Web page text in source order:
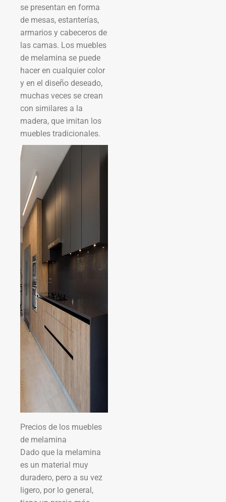
se presentan en forma
de mesas, estanterías,
armarios y cabeceros de
las camas. Los muebles
de melamina se puede
hacer en cualquier color
y en el diseño deseado,
muchas veces se crean
con similares a la
madera, que imitan los
muebles tradicionales.
Precios de los muebles
de melamina
Dado que la melamina
es un material muy
duradero, pero a su vez
ligero, por lo general,